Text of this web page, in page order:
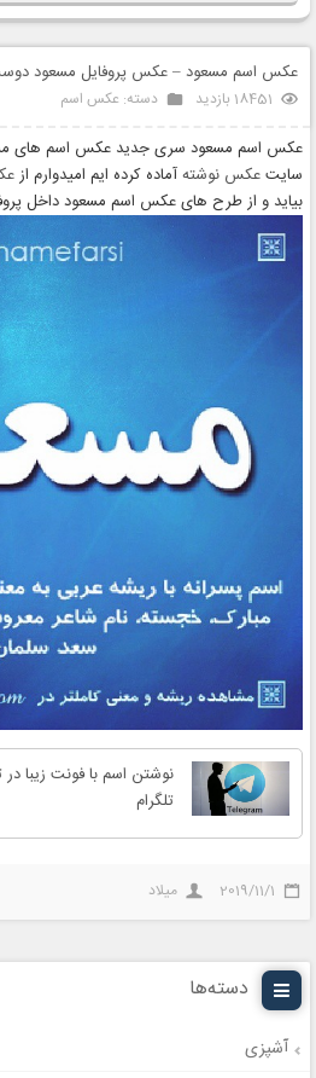
عکس اسم مسعود – عکس پروفایل مسعود
18451 بازدید دسته: عکس اسم
عکس اسم مسعود سری جدید عکس اسم های
سایت عکس نوشته آماده کرده ایم امیدوارم از
بیاید و از طرح های عکس اسم مسعود داخل
نوشتن اسم با فونت زیبا در
تلگرام
2019/11/1 میلاد
دسته‌ها
آشپزی